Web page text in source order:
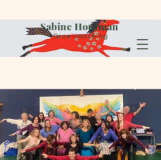
Sabine Houtman
Groeicoaching